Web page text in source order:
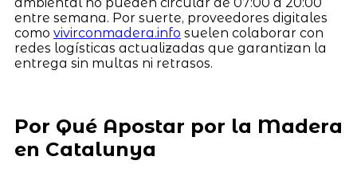
ambiental no pueden circular de 07:00 a 20:00
entre semana. Por suerte, proveedores digitales
como vivirconmadera.info suelen colaborar con
redes logísticas actualizadas que garantizan la
entrega sin multas ni retrasos.
Por Qué Apostar por la Madera
en Catalunya